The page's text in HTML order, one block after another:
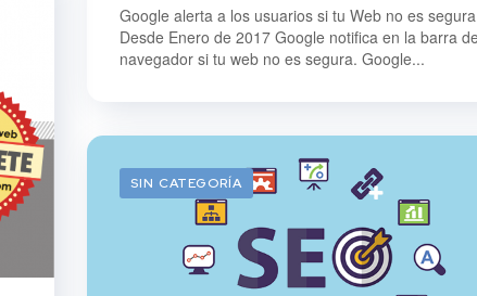
Google alerta a los usuarios si tu Web no es segura
Desde Enero de 2017 Google notifica en la barra
navegador si tu web no es segura. Google...
SIN CATEGORÍA